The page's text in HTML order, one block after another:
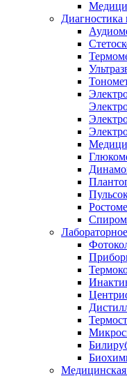
Диагностика
Медицинская